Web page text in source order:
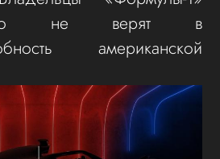
не верят в
американской